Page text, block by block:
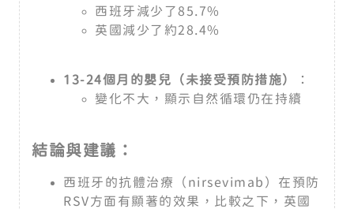
西班牙減少了85.7%
英國減少了約28.4%
13-24個月的嬰兒（未接受預防措施）
：
變化不大，顯示自然循環仍在持續
結論與建議：
西班牙的抗體治療（nirsevimab）在預防
RSV方面有顯著的效果，比較之下，英國